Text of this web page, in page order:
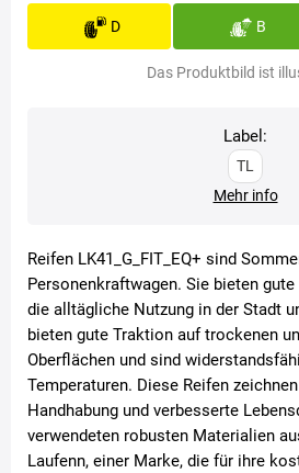
D B
Das Produktbild ist
Label:
TL
Mehr info
Reifen LK41_G_FIT_EQ+ sind
Personenkraftwagen. Sie bieten
die alltägliche Nutzung in der Stadt
bieten gute Traktion auf trockenen
Oberflächen und sind
Temperaturen. Diese Reifen
Handhabung und verbesserte
verwendeten robusten Materialien
Laufenn, einer Marke, die für ihre